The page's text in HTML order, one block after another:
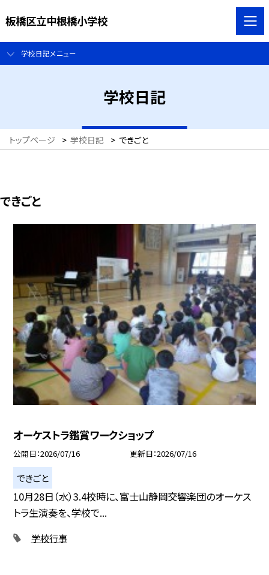
板橋区立中根橋小学校
学校日記メニュー
学校日記
トップページ > 学校日記 > できごと
できごと
オーケストラ鑑賞ワークショップ
公開日 2026/07/16 更新日 2026/07/16
できごと
10月28日（水）3.4校時に、富士山静岡交響楽団のオーケス
トラ生演奏を、学校で...
学校行事